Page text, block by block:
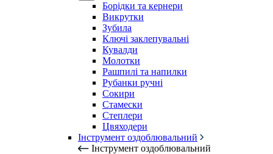
Борідки та кернери
Викрутки
Зубила
Ключі заклепувальні
Кувалди
Молотки
Рашпилі та напилки
Рубанки ручні
Сокири
Стамески
Степлери
Цвяходери
Інструмент оздоблювальний
Інструмент оздоблювальний